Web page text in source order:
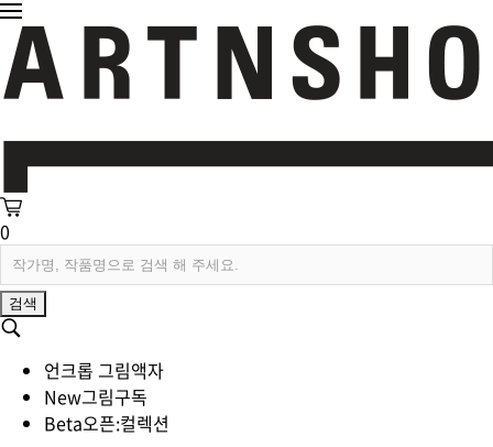
0
검색
언크롭 그림액자
New그림구독
Beta오픈:컬렉션